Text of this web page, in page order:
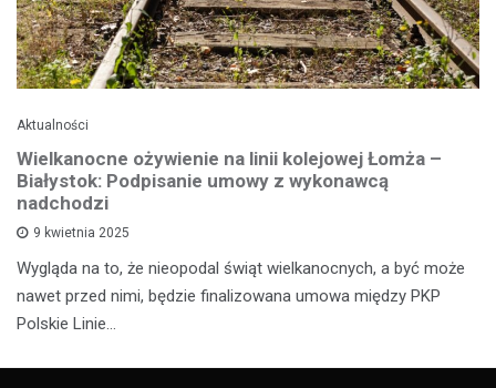
Aktualności
Wielkanocne ożywienie na linii kolejowej Łomża –
Białystok: Podpisanie umowy z wykonawcą
nadchodzi
9 kwietnia 2025
Wygląda na to, że nieopodal świąt wielkanocnych, a być może
nawet przed nimi, będzie finalizowana umowa między PKP
Polskie Linie…